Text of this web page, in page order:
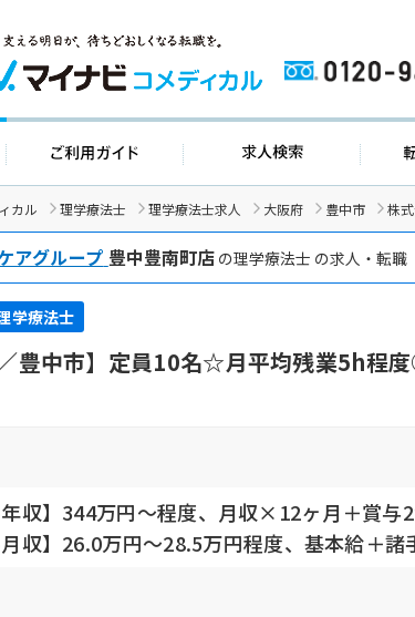
トップページ ご利用ガイド 求人検
カル 理学療法士 理学療法士求人 大阪府 豊中市 株
アグループ 豊中豊南町店の理学療法士 の求人・転職
学療法士
／豊中市】定員10名☆月平均残業5h程
年収】344万円〜程度、月収×12ヶ月＋賞与
月収】26.0万円〜28.5万円程度、基本給＋諸